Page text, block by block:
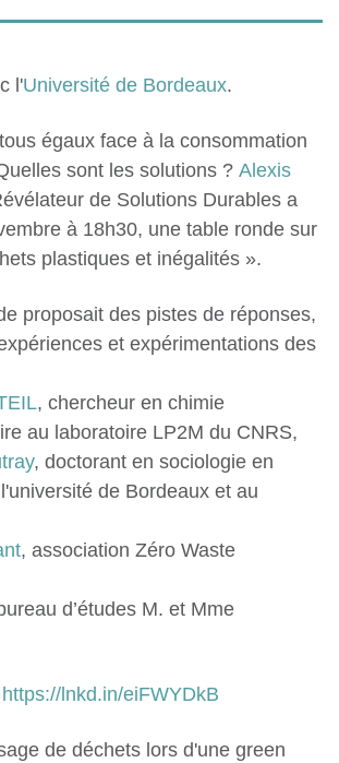
l'Université de Bordeaux.
égaux face à la consommation
sont les solutions ? Alexis
de Solutions Durables a
à 18h30, une table ronde sur
plastiques et inégalités ».
proposait des pistes de réponses,
et expérimentations des
, chercheur en chimie
au laboratoire LP2M du CNRS,
, doctorant en sociologie en
de Bordeaux et au
, association Zéro Waste
d’études M. et Mme
https://lnkd.in/eiFWYDkB
de déchets lors d'une green